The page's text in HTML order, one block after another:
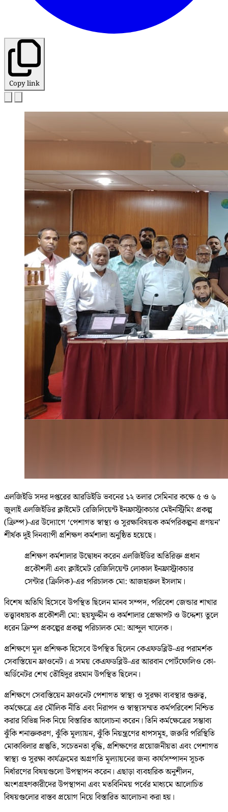
Copy link
এলজিইডি সদর দপ্তরের আরডিইডি ভবনের ১২ তলার সেমিনার কক্ষে ৫ ও ৬
জুলাই এলজিইডির ক্লাইমেট রেজিলিয়েন্ট ইনফ্রাস্ট্রাকচার মেইনস্ট্রিমিং প্রকল্প
(ক্রিম্প)-এর উদ্যোগে ‘পেশাগত স্বাস্থ্য ও সুরক্ষাবিষয়ক কর্মপরিকল্পনা প্রণয়ন’
শীর্ষক দুই দিনব্যাপী প্রশিক্ষণ কর্মশালা অনুষ্ঠিত হয়েছে।
প্রশিক্ষণ কর্মশালার উদ্বোধন করেন এলজিইডির অতিরিক্ত প্রধান
প্রকৌশলী এবং ক্লাইমেট রেজিলিয়েন্ট লোকাল ইনফ্রাস্ট্রাকচার
সেন্টার (ক্রিলিক)-এর পরিচালক মো: আজহারুল ইসলাম।
বিশেষ অতিথি হিসেবে উপস্থিত ছিলেন মানব সম্পদ, পরিবেশ জেন্ডার শাখার
তত্ত্বাবধায়ক প্রকৌশলী মো: ছয়ফুদ্দীন ও কর্মশালার প্রেক্ষাপট ও উদ্দেশ্য তুলে
ধরেন ক্রিম্প প্রকল্পের প্রকল্প পরিচালক মো: আব্দুল খালেক।
প্রশিক্ষণে মূল প্রশিক্ষক হিসেবে উপস্থিত ছিলেন কেএফডব্লিউ-এর পরামর্শক
সেবাস্তিয়েন ফ্রাওনেট। এ সময় কেএফডব্লিউ-এর আরবান পোর্টফোলিও কো-
অর্ডিনেটর শেখ তৌহিদুর রহমান উপস্থিত ছিলেন।
প্রশিক্ষণে সেবাস্তিয়েন ফ্রাওনেট পেশাগত স্বাস্থ্য ও সুরক্ষা ব্যবস্থার গুরুত্ব,
কর্মক্ষেত্রে এর মৌলিক নীতি এবং নিরাপদ ও স্বাস্থ্যসম্মত কর্মপরিবেশ নিশ্চিত
করার বিভিন্ন দিক নিয়ে বিস্তারিত আলোচনা করেন। তিনি কর্মক্ষেত্রের সম্ভাব্য
ঝুঁকি শনাক্তকরণ, ঝুঁকি মূল্যায়ন, ঝুঁকি নিয়ন্ত্রণের ধাপসমূহ, জরুরি পরিস্থিতি
মোকাবিলার প্রস্তুতি, সচেতনতা বৃদ্ধি, প্রশিক্ষণের প্রয়োজনীয়তা এবং পেশাগত
স্বাস্থ্য ও সুরক্ষা কার্যক্রমের অগ্রগতি মূল্যায়নের জন্য কার্যসম্পাদন সূচক
নির্ধারণের বিষয়গুলো উপস্থাপন করেন। এছাড়া ব্যবহারিক অনুশীলন,
অংশগ্রহণকারীদের উপস্থাপনা এবং মতবিনিময় পর্বের মাধ্যমে আলোচিত
বিষয়গুলোর বাস্তব প্রয়োগ নিয়ে বিস্তারিত আলোচনা করা হয়।